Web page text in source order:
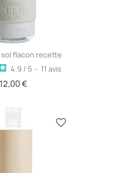
flacon recette
4.9 / 5 - 11 avis
12,00 €
favorite_border